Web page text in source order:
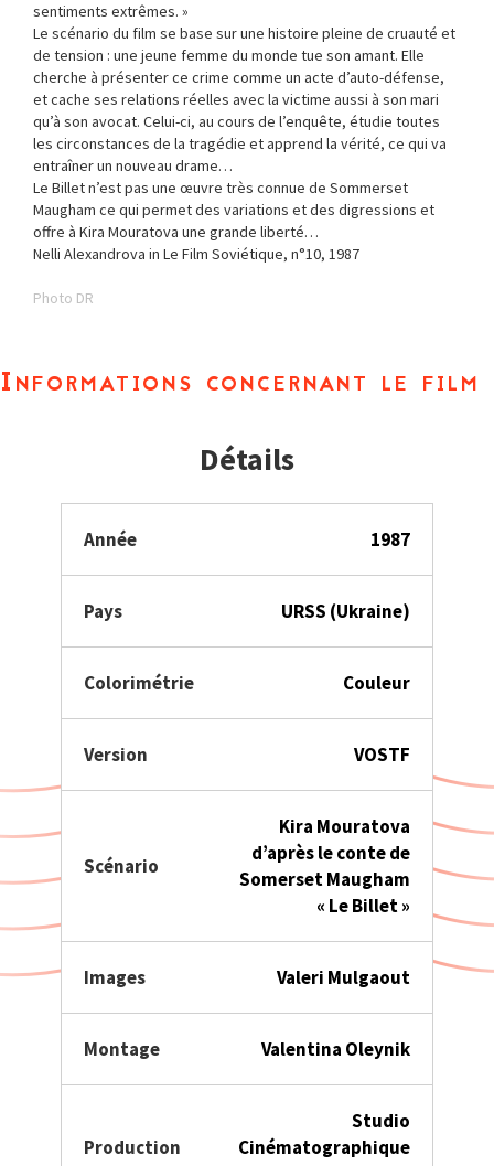
sentiments extrêmes. »
Le scénario du film se base sur une histoire pleine de cruauté et
de tension : une jeune femme du monde tue son amant. Elle
cherche à présenter ce crime comme un acte d’auto-défense,
et cache ses relations réelles avec la victime aussi à son mari
qu’à son avocat. Celui-ci, au cours de l’enquête, étudie toutes
les circonstances de la tragédie et apprend la vérité, ce qui va
entraîner un nouveau drame…
Le Billet n’est pas une œuvre très connue de Sommerset
Maugham ce qui permet des variations et des digressions et
offre à Kira Mouratova une grande liberté…
Nelli Alexandrova in Le Film Soviétique, n°10, 1987
Photo DR
Informations concernant le film
Détails
Année 1987
Pays URSS (Ukraine)
Colorimétrie Couleur
Version VOSTF
Scénario
Kira Mouratova
d’après le conte de
Somerset Maugham
« Le Billet »
Images Valeri Mulgaout
Montage Valentina Oleynik
Production
Studio
Cinématographique